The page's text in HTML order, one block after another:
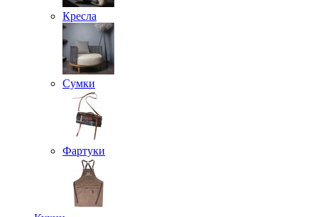
Кресла
Сумки
Фартуки